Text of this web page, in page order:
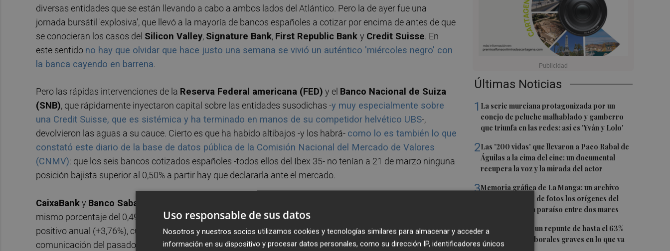
Últimas Noticias
1 La serie murciana protagonizada por un
conejo de peluche malhablado y gamberro
que triunfa en las redes: así es 'Yván y Lolo'
2Las '200 vidas' que llevaron a Paco Rabal de
Águilas a la cima del cine: un documental
recupera la voz y la mirada del actor
3Memoria gráfica de La Manga: un archivo
ilustra con miles de fotos los orígenes del
urbanismo en un paraíso entre dos mares
4La Región sufre un repunte de hasta el 63%
en accidentes laborales graves en lo que va
diversas entidades que se están llevando a cabo a ambos lados del Atlántico. Pero la de ayer fue una
jornada bursátil 'explosiva', que llevó a la mayoría de bancos españoles a cotizar por encima de antes de que
se conocieran los casos del Silicon Valley, Signature Bank, First Republic Bank y Credit Suisse. En
este sentido no hay que olvidar que hace justo una semana se vivió un auténtico 'miércoles negro' con
la banca cayendo en barrena.
Pero las rápidas intervenciones de la Reserva Federal americana (FED) y el Banco Nacional de Suiza
(SNB), que rápidamente inyectaron capital sobre las entidades susodichas -y muy especialmente sobre
una Credit Suisse, que es sistémica y ha terminado en manos de su competidor helvético UBS-,
devolvieron las aguas a su cauce. Cierto es que ha habido altibajos -y los habrá- como lo es también lo que
constató este diario de la base de datos pública de la Comisión Nacional del Mercado de Valores
(CNMV): que los seis bancos cotizados españoles -todos ellos del Ibex 35- no tenían a 21 de marzo ninguna
posición bajista superior al 0,50% a partir hay que declararla ante el mercado.
CaixaBanky Banco Sabadell
mismo porcentaje del 0,49%. En el primero, que ayer se disparó un 5,19% para volver a presentar signo
positivo anual (+3,76%), cuenta conMarshall Wacea 17 de marzo frente al 0,64% de la última
comunicación del pasado ejercicio. Por su parte, la entidad domiciliada en Alicante, que lideró este martes
Uso responsable de sus datos
Nosotros y nuestros socios utilizamos cookies y tecnologías similares para almacenar y acceder a
información en su dispositivo y procesar datos personales, como su dirección IP, identificadores únicos